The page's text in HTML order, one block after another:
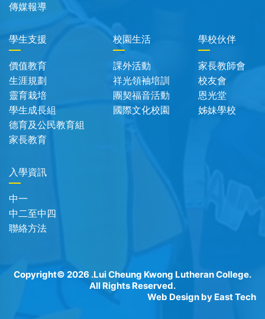
傳媒報導
學生支援
價值教育
生涯規劃
靈育栽培
學生成長組
德育及公民教育組
家長教育
校園生活
課外活動
祥光領袖培訓
團契福音活動
國際文化校園
學校伙伴
家長教師會
校友會
恩光堂
姊妹學校
入學資訊
中一
中二至中四
聯絡方法
Copyright© 2026 .Lui Cheung Kwong Lutheran College.
All Rights Reserved.
Web Design by East Tech